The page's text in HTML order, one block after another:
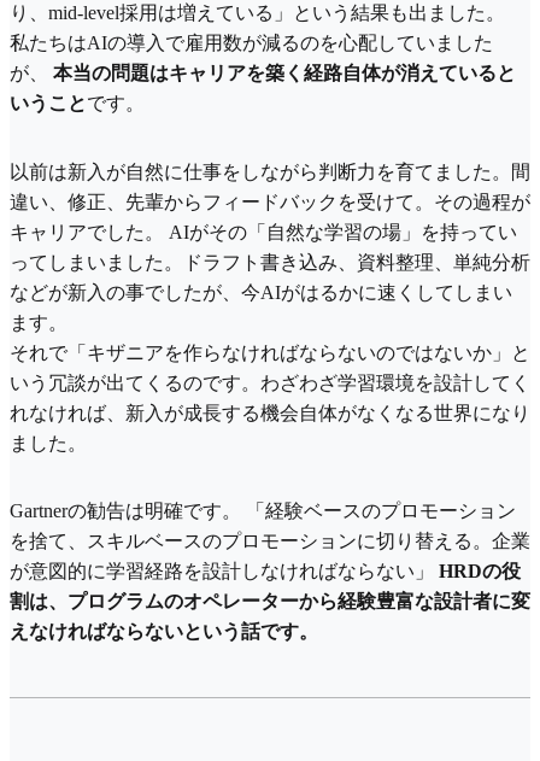
り、mid-level採用は増えている」という結果も出ました。
私たちはAIの導入で雇用数が減るのを心配していました
が、 本当の問題はキャリアを築く経路自体が消えていると
いうことです。
以前は新入が自然に仕事をしながら判断力を育てました。間
違い、修正、先輩からフィードバックを受けて。その過程が
キャリアでした。 AIがその「自然な学習の場」を持ってい
ってしまいました。ドラフト書き込み、資料整理、単純分析
などが新入の事でしたが、今AIがはるかに速くしてしまい
ます。
それで「キザニアを作らなければならないのではないか」と
いう冗談が出てくるのです。わざわざ学習環境を設計してく
れなければ、新入が成長する機会自体がなくなる世界になり
ました。
Gartnerの勧告は明確です。 「経験ベースのプロモーション
を捨て、スキルベースのプロモーションに切り替える。企業
が意図的に学習経路を設計しなければならない」 HRDの役
割は、プログラムのオペレーターから経験豊富な設計者に変
えなければならないという話です。